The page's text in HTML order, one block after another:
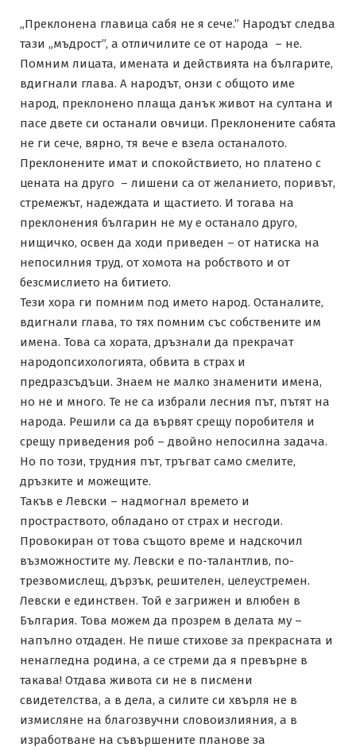
„Преклонена главица сабя не я сече.” Народът следва
тази „мъдрост”, а отличилите се от народа – не.
Помним лицата, имената и действията на българите,
вдигнали глава. А народът, онзи с общото име
народ, преклонено плаща данък живот на султана и
пасе двете си останали овчици. Преклонените сабята
не ги сече, вярно, тя вече е взела останалото.
Преклонените имат и спокойствието, но платено с
цената на друго – лишени са от желанието, поривът,
стремежът, надеждата и щастието. И тогава на
преклонения българин не му е останало друго,
нищичко, освен да ходи приведен – от натиска на
непосилния труд, от хомота на робството и от
безсмислието на битието.
Тези хора ги помним под името народ. Останалите,
вдигнали глава, то тях помним със собствените им
имена. Това са хората, дръзнали да прекрачат
народопсихологията, обвита в страх и
предразсъдъци. Знаем не малко знаменити имена,
но не и много. Те не са избрали лесния път, пътят на
народа. Решили са да вървят срещу поробителя и
срещу приведения роб – двойно непосилна задача.
Но по този, трудния път, тръгват само смелите,
дръзките и можещите.
Такъв е Левски – надмогнал времето и
простраството, обладано от страх и несгоди.
Провокиран от това същото време и надскочил
възможностите му. Левски е по-талантлив, по-
трезвомислещ, дързък, решителен, целеустремен.
Левски е единствен. Той е загрижен и влюбен в
България. Това можем да прозрем в делата му –
напълно отдаден. Не пише стихове за прекрасната и
ненагледна родина, а се стреми да я превърне в
такава! Отдава живота си не в писмени
свидетелства, а в дела, а силите си хвърля не в
измисляне на благозвучни словоизлияния, а в
изработване на съвършените планове за